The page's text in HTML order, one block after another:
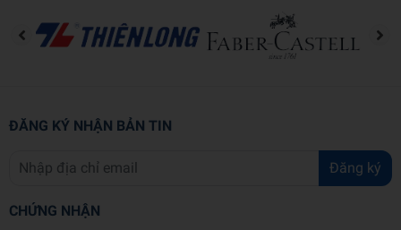
ĐĂNG KÝ NHẬN BẢN TIN
Đăng ký
CHỨNG NHẬN